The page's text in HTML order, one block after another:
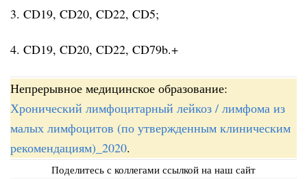
3. CD19, CD20, CD22, CD5;
4. CD19, CD20, CD22, CD79b.+
Непрерывное медицинское образование:
Хронический лимфоцитарный лейкоз / лимфома из
малых лимфоцитов (по утвержденным клиническим
рекомендациям)_2020.
Поделитесь с коллегами ссылкой на наш сайт